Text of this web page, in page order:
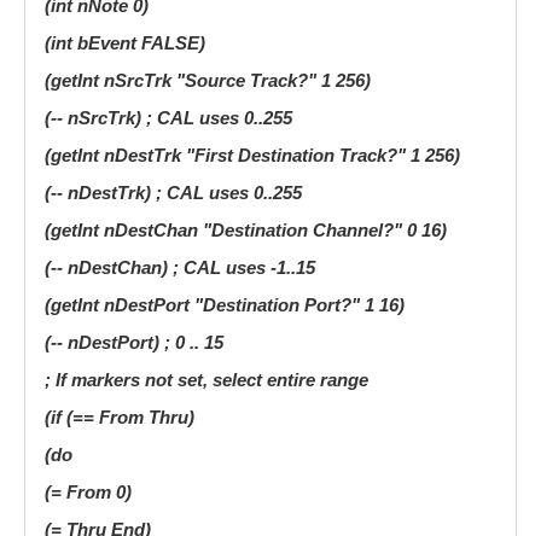
(int nNote 0)
(int bEvent FALSE)
(getInt nSrcTrk "Source Track?" 1 256)
(-- nSrcTrk) ; CAL uses 0..255
(getInt nDestTrk "First Destination Track?" 1 256)
(-- nDestTrk) ; CAL uses 0..255
(getInt nDestChan "Destination Channel?" 0 16)
(-- nDestChan) ; CAL uses -1..15
(getInt nDestPort "Destination Port?" 1 16)
(-- nDestPort) ; 0 .. 15
; If markers not set, select entire range
(if (== From Thru)
(do
(= From 0)
(= Thru End)